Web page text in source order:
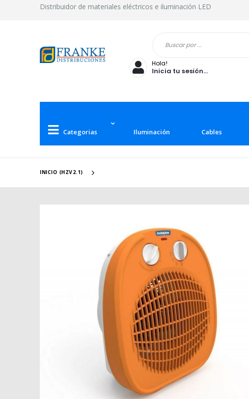
Distribuidor de materiales eléctricos e iluminación LED
Hola!
Inicia tu sesión...
Categorias Iluminación Cables
INICIO (HZV2.1)